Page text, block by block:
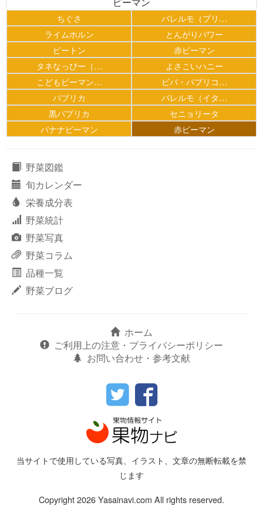
ちぐさ
パレルモ（プリ…
ライムホルン
とんがりパワー
ピートン
赤ピーマン
タネなっぴー（…
よさこいハニー
こどもピーマン…
ビバ・パプリコ…
パプリカ
パレルモ（イタ…
黒パプリカ
セニョリータ
バナナピーマン
赤ピーマン
野菜図鑑
旬カレンダー
栄養成分表
野菜統計
野菜写真
野菜コラム
品種一覧
野菜ブログ
ホーム
ご利用上の注意・プライバシーポリシー
お問い合わせ・参考文献
当サイトで使用している写真、イラスト、文章の無断転載を禁
じます
Copyright 2026 Yasainavi.com All rights reserved.